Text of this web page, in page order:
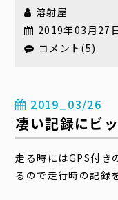
溶射屋
2019年03月27
コメント(5)
2019_03/26
凄い記録にビ
走る時にはGPS付き
るので走行時の記録